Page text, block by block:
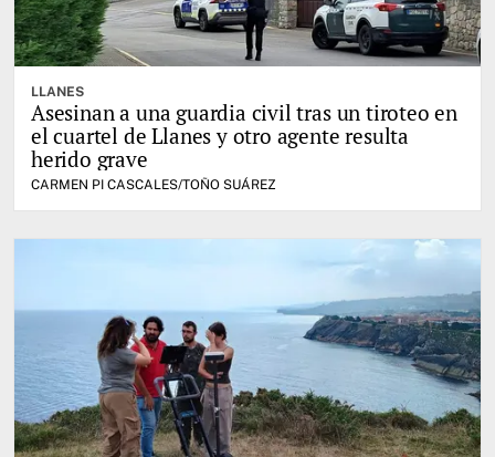
LLANES
Asesinan a una guardia civil tras un tiroteo en
el cuartel de Llanes y otro agente resulta
herido grave
CARMEN PI CASCALES/TOÑO SUÁREZ